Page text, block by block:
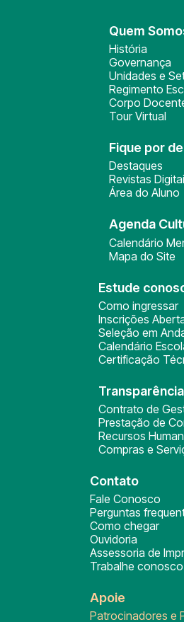
Quem
História
Governança
Unidades e
Regimento
Corpo
Tour Virtual
Fique por
Destaques
Revistas
Área do Aluno
Agenda
Calendário
Mapa do Site
Estude
Como ingressar
Inscrições
Seleção em
Calendário
Certificação
Transparência
Contrato de
Prestação de
Recursos
Compras e
Contato
Fale Conosco
Perguntas
Como chegar
Ouvidoria
Assessoria de
Trabalhe conosco
Apoie
Patrocinadores e